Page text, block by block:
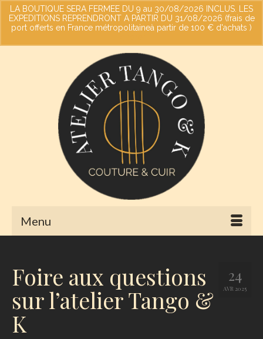
LA BOUTIQUE SERA FERMEE DU 9 au 30/08/2026 INCLUS. LES
EXPEDITIONS REPRENDRONT A PARTIR DU 31/08/2026 (frais de
port offerts en France métropolitaineà partir de 100 € d'achats )
Votre panier- 0,00€
Menu
24
AVR 2025
Foire aux questions
sur l’atelier Tango &
K